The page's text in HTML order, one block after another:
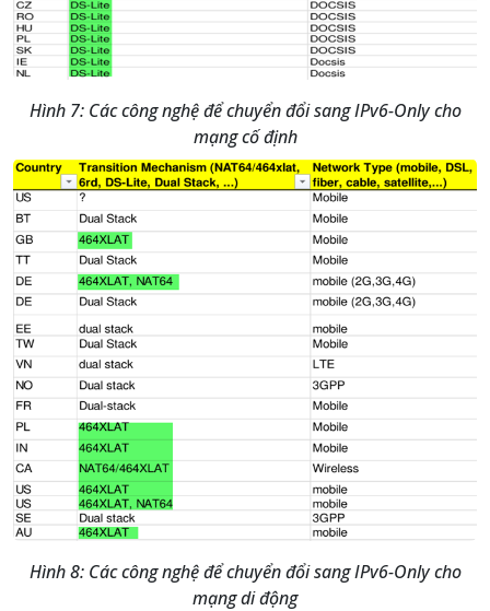
Hình 7: Các công nghệ để chuyển đổi sang IPv6-Only cho
mạng cố định
Hình 8: Các công nghệ để chuyển đổi sang IPv6-Only cho
mạng di động